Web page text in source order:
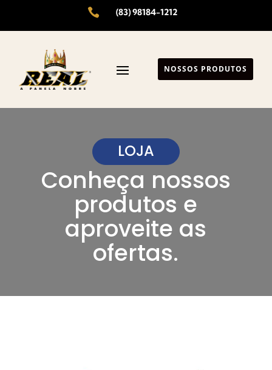
 (83) 98184-1212
NOSSOS PRODUTOS
LOJA
Conheça nossos
produtos e
aproveite as
ofertas.